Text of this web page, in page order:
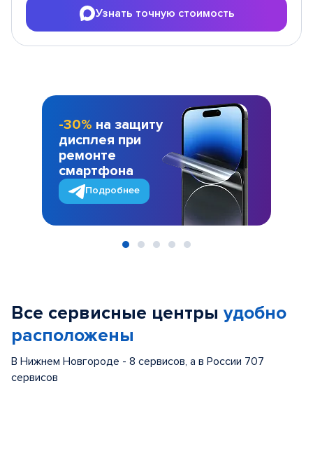
Узнать точную стоимость
-30% на защиту
дисплея при
ремонте
смартфона
Подробнее
Все сервисные центры удобно
расположены
В Нижнем Новгороде - 8 сервисов, а в России 707
сервисов